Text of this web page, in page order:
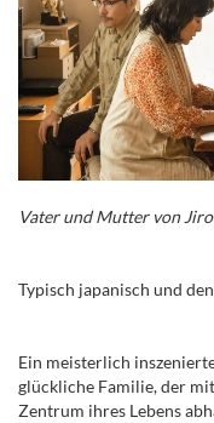
Vater und Mutter von
Typisch japanisch und
Ein meisterlich
glückliche Familie, der
Zentrum ihres Lebens